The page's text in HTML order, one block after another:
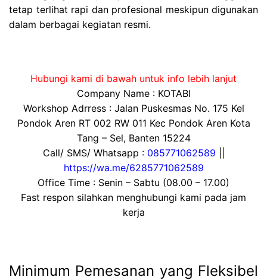
tetap terlihat rapi dan profesional meskipun digunakan
dalam berbagai kegiatan resmi.
Hubungi kami di bawah untuk info lebih lanjut
Company Name : KOTABI
Workshop Adrress : Jalan Puskesmas No. 175 Kel
Pondok Aren RT 002 RW 011 Kec Pondok Aren Kota
Tang – Sel, Banten 15224
Call/ SMS/ Whatsapp : 085771062589
https://wa.me/6285771062589
Office Time : Senin – Sabtu (08.00 – 17.00)
Fast respon silahkan menghubungi kami pada jam
kerja
Minimum Pemesanan yang Fleksibel